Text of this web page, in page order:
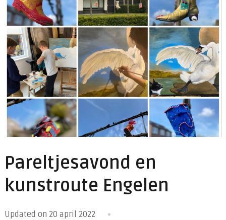
Pareltjesavond en
kunstroute Engelen
Updated on 20 april 2022